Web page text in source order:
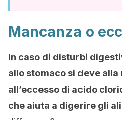
Mancanza o
In caso di disturbi
allo stomaco si deve alla
all’eccesso di acido
che aiuta a digerire gli